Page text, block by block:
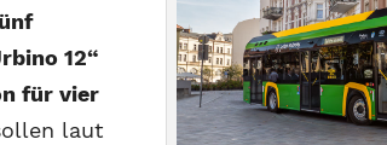
12“
für vier
laut